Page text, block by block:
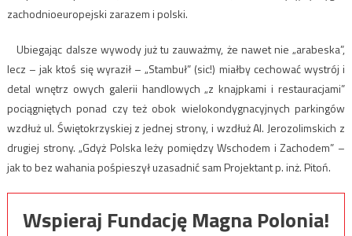
zachodnioeuropejski zarazem i polski.
Ubiegając dalsze wywody już tu zauważmy, że nawet nie „arabeska”,
lecz – jak ktoś się wyraził – „Stambuł” (sic!) miałby cechować wystrój i
detal wnętrz owych galerii handlowych „z knajpkami i restauracjami”
pociągniętych ponad czy też obok wielokondygnacyjnych parkingów
wzdłuż ul. Świętokrzyskiej z jednej strony, i wzdłuż Al. Jerozolimskich z
drugiej strony. „Gdyż Polska leży pomiędzy Wschodem i Zachodem” –
jak to bez wahania pośpieszył uzasadnić sam Projektant p. inż. Pitoń.
Wspieraj Fundację Magna Polonia!